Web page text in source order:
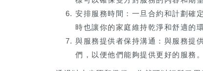
安排服務時間：一旦合約和計劃確
時也讓你的家庭維持乾淨和舒適的環
與服務提供者保持溝通：與服務提
們，以便他們能夠提供更好的服務。